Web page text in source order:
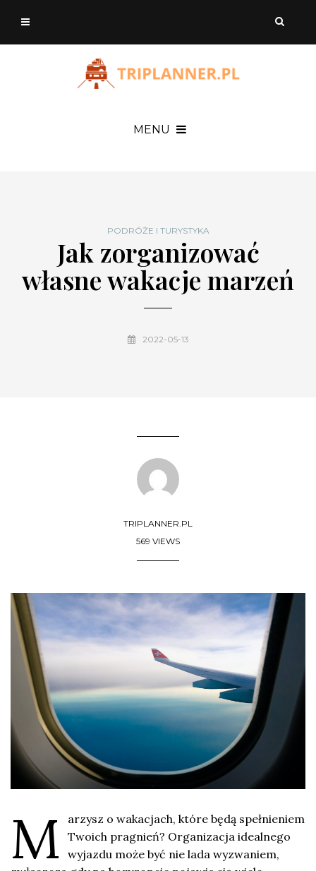
MENU
PODRÓŻE I TURYSTYKA
Jak zorganizować
własne wakacje marzeń
2022-05-13
TRIPLANNER.PL
569 VIEWS
M
arzysz o wakacjach, które będą spełnieniem
Twoich pragnień? Organizacja idealnego
wyjazdu może być nie lada wyzwaniem,